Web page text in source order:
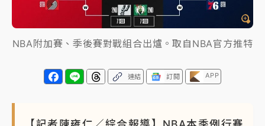
慈濟遭詐10億完整始末曝！律師掮客大玩兩
面手法 郭台銘、蔡英文成關鍵
蔻蔡玉真開撕爆料
NBA附加賽、季後賽對戰組合出爐。取自NBA官方推特
連結 訂閱 APP